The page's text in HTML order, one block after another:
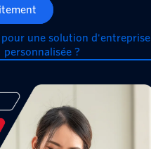
pour une solution d'entreprise
personnalisée ?